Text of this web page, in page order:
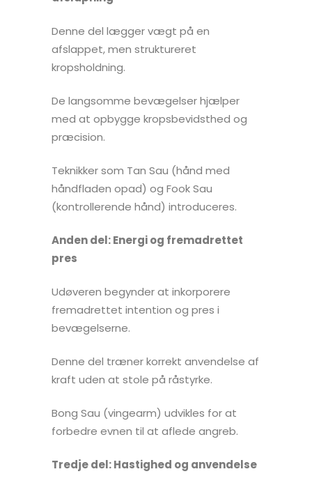
Denne del lægger vægt på en
afslappet, men struktureret
kropsholdning.
De langsomme bevægelser hjælper
med at opbygge kropsbevidsthed og
præcision.
Teknikker som Tan Sau (hånd med
håndfladen opad) og Fook Sau
(kontrollerende hånd) introduceres.
Anden del: Energi og fremadrettet
pres
Udøveren begynder at inkorporere
fremadrettet intention og pres i
bevægelserne.
Denne del træner korrekt anvendelse af
kraft uden at stole på råstyrke.
Bong Sau (vingearm) udvikles for at
forbedre evnen til at aflede angreb.
Tredje del: Hastighed og anvendelse